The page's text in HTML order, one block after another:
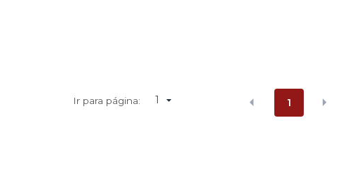
Ir para página: 1 1